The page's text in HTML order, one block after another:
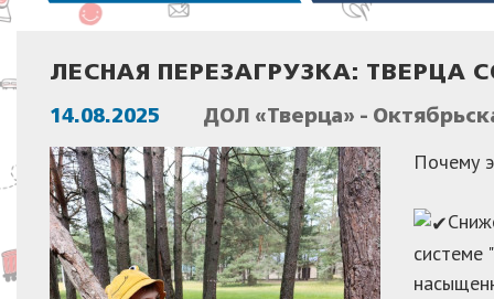
ЛЕСНАЯ ПЕРЕЗАГРУЗКА:
14.08.2025 ДОЛ «Тверца» -
Почему
системе